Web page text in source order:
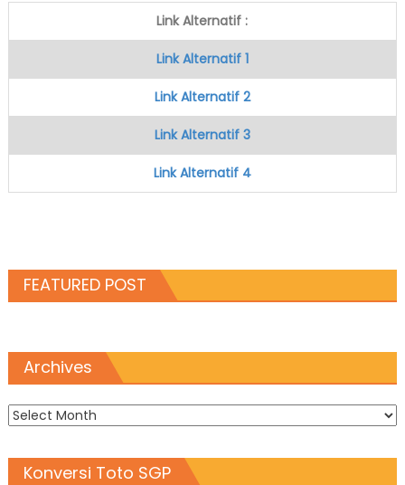
Link Alternatif :
Link Alternatif 1
Link Alternatif 2
Link Alternatif 3
Link Alternatif 4
FEATURED POST
Archives
Archives
Konversi Toto SGP